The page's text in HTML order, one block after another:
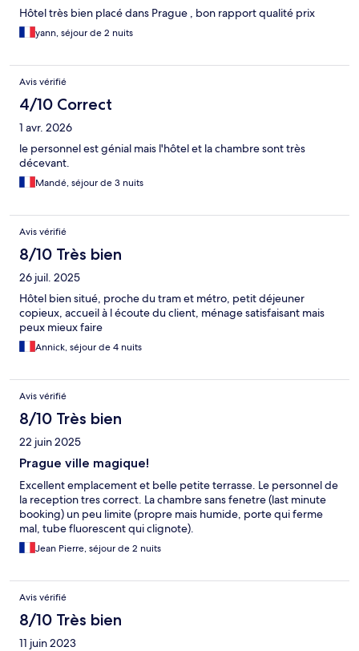
Hôtel très bien placé dans Prague , bon rapport qualité prix
yann, séjour de 2 nuits
Avis vérifié
4/10 Correct
1 avr. 2026
le personnel est génial mais l'hôtel et la chambre sont très
décevant.
Mandé, séjour de 3 nuits
Avis vérifié
8/10 Très bien
26 juil. 2025
Hôtel bien situé, proche du tram et métro, petit déjeuner
copieux, accueil à l écoute du client, ménage satisfaisant mais
peux mieux faire
Annick, séjour de 4 nuits
Avis vérifié
8/10 Très bien
22 juin 2025
Prague ville magique!
Excellent emplacement et belle petite terrasse. Le personnel de
la reception tres correct. La chambre sans fenetre (last minute
booking) un peu limite (propre mais humide, porte qui ferme
mal, tube fluorescent qui clignote).
Jean Pierre, séjour de 2 nuits
Avis vérifié
8/10 Très bien
11 juin 2023